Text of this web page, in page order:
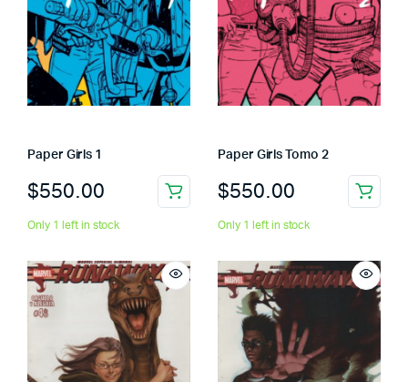
Paper Girls 1
$550.00
Only 1 left in stock
Paper Girls Tomo 2
$550.00
Only 1 left in stock